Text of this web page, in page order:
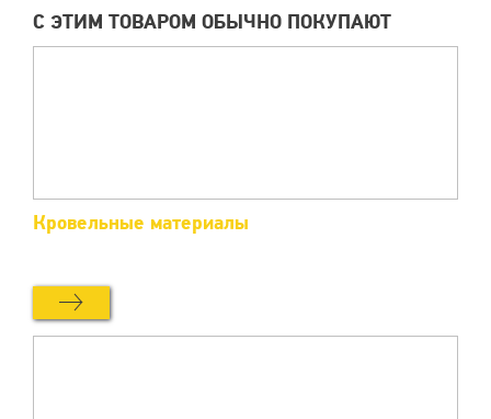
С ЭТИМ ТОВАРОМ ОБЫЧНО ПОКУПАЮТ
Кровельные материалы